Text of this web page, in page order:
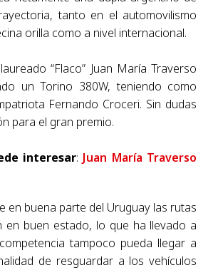
tanto en el automovilismo
orilla como a nivel internacional.
“Flaco” Juan María Traverso
un Torino 380W, teniendo como
Fernando Croceri. Sin dudas
para el gran premio.
interesar: Juan María Traverso
en buena parte del Uruguay las rutas
en buen estado, lo que ha llevado a
tampoco pueda llegar a
de resguardar a los vehículos